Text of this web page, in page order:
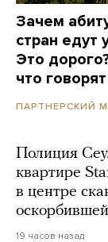
Зачем
стран едут
Это
что
ПАРТНЕРСКИЙ
Полиция
квартире
в центре
19 часов назад